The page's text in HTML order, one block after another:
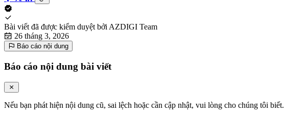
Bài viết đã được kiểm duyệt bởi AZDIGI Team
26 tháng 3, 2026
Báo cáo nội dung
Báo cáo nội dung bài viết
Nếu bạn phát hiện nội dung cũ, sai lệch hoặc cần cập nhật, vui lòng cho chúng tôi biết.